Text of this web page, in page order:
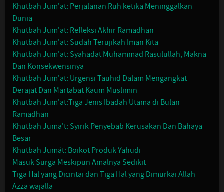
Khutbah Jum'at: Perjalanan Ruh ketika Meninggalkan
Dunia
Khutbah Jum'at: Refleksi Akhir Ramadhan
Khutbah Jum'at: Sudah Terujikah Iman Kita
Khutbah Jum'at: Syahadat Muhammad Rasulullah, Makna
Dan Konsekwensinya
Khutbah Jum'at: Urgensi Tauhid Dalam Mengangkat
Derajat Dan Martabat Kaum Muslimin
Khutbah Jum'at:Tiga Jenis Ibadah Utama di Bulan
Ramadhan
Khutbah Juma't: Syirik Penyebab Kerusakan Dan Bahaya
Besar
Khutbah Jumát: Boikot Produk Yahudi
Masuk Surga Meskipun Amalnya Sedikit
Tiga Hal yang Dicintai dan Tiga Hal yang Dimurkai Allah
Azza wajalla